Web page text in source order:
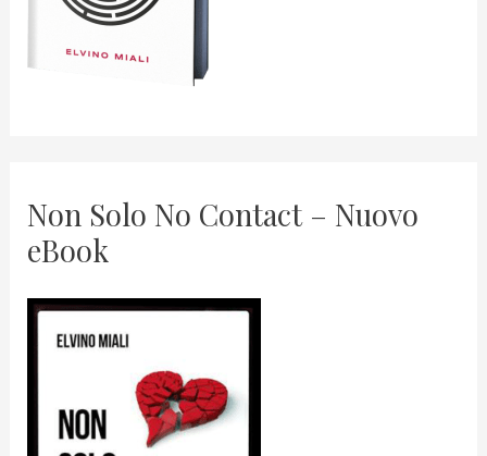
Non Solo No Contact – Nuovo
eBook